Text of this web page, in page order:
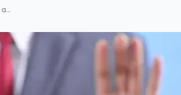
Depositi bloccati e visti negati: la crisi degli agenti in Pakistan